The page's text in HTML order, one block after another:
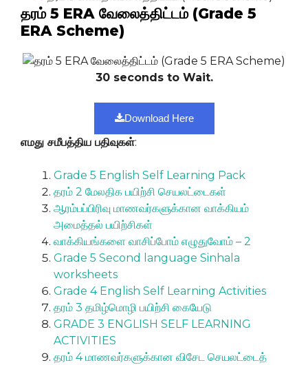
தரம் 5 ERA வேலைத்திட்டம் (Grade 5
ERA Scheme)
30 seconds to Wait.
Download Here
எமது சமீபத்திய பதிவுகள்:
Grade 5 English Self Learning Pack
தரம் 2 மேலதிக பயிற்சி செயலட்டைகள்
ஆரம்பப்பிரிவு மாணவர்களுக்கான வாக்கியம்
அமைத்தல் பயிற்சிகள்
வாக்கியங்களை வாசிப்போம் எழுதுவோம் – 2
Grade 5 Second language Sinhala
worksheets
Grade 4 English Self Learning Activities
தரம் 3 தமிழ்மொழி பயிற்சி கையேடு
GRADE 3 ENGLISH SELF LEARNING
ACTIVITIES
தரம் 4 மாணவர்களுக்கான விசேட செயலட்டைத்